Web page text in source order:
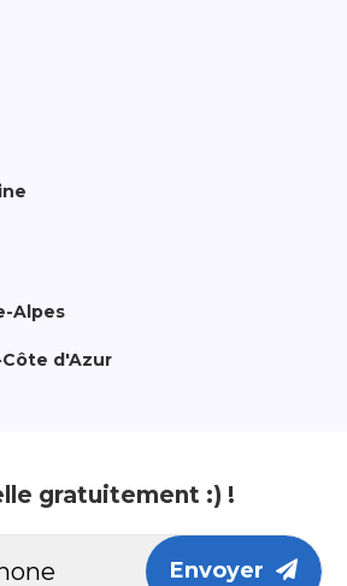
Alpes
d'Azur
gratuitement :) !
Envoyer